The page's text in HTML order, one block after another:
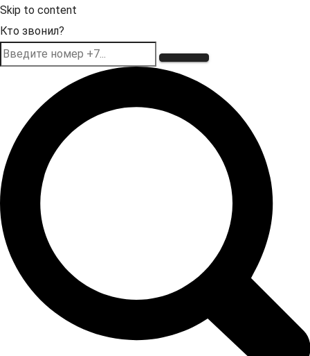
Skip to content
Кто звонил?